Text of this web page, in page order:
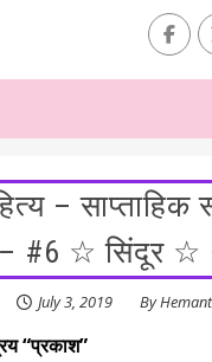
–
#6 ☆ सिंदूर ☆ –
July 3, 2019 By
“प्रकाश”